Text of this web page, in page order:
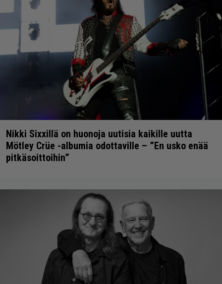
Nikki Sixxillä on huonoja uutisia kaikille uutta
Mötley Crüe -albumia odottaville – ”En usko enää
pitkäsoittoihin”